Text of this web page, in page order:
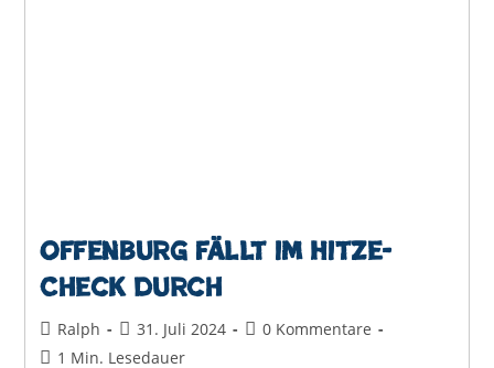
Offenburg fällt im Hitze-
Check durch
Beitrags-
Autor:
Ralph
Beitrag
veröffentlicht:
31. Juli 2024
Beitrags-
0 Kommentare
Lesedauer:
1 Min. Lesedauer